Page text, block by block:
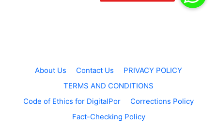
About Us Contact Us
PRIVACY POLICY
TERMS AND CONDITIONS
Code of Ethics for DigitalPor
Corrections Policy
Fact-Checking Policy